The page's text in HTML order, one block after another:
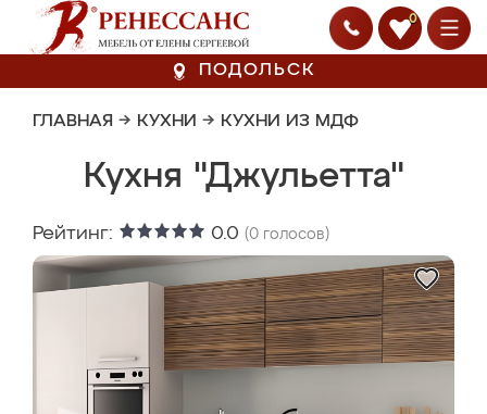
0
ПОДОЛЬСК
ГЛАВНАЯ → КУХНИ → КУХНИ ИЗ МДФ
Кухня "Джульетта"
Рейтинг: 0.0 (0 голосов)